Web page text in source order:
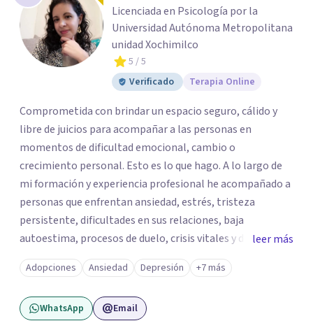
Licenciada en Psicología por la
Universidad Autónoma Metropolitana
unidad Xochimilco
5 / 5
Verificado
Terapia Online
Comprometida con brindar un espacio seguro, cálido y
libre de juicios para acompañar a las personas en
momentos de dificultad emocional, cambio o
crecimiento personal. Esto es lo que hago. A lo largo de
mi formación y experiencia profesional he acompañado a
personas que enfrentan ansiedad, estrés, tristeza
persistente, dificultades en sus relaciones, baja
autoestima, procesos de duelo, crisis vitales y desafíos
relacionados con la adaptación a nuevas etapas de la vida.
Mi enfoque se basa en la escucha empática, el respeto por
la historia de cada persona y el trabajo conjunto para
desarrollar herramientas que favorezcan el bienestar
leer más
Adopciones Ansiedad Depresión +7 más
WhatsApp Email